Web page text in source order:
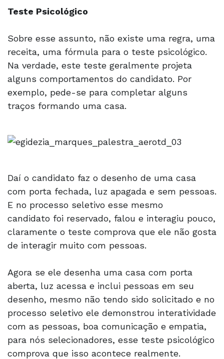
Teste Psicológico
Sobre esse assunto, não existe uma regra, uma
receita, uma fórmula para o teste psicológico.
Na verdade, este teste geralmente projeta
alguns comportamentos do candidato. Por
exemplo, pede-se para completar alguns
traços formando uma casa.
Daí o candidato faz o desenho de uma casa
com porta fechada, luz apagada e sem pessoas.
E no processo seletivo esse mesmo
candidato foi reservado, falou e interagiu pouco,
claramente o teste comprova que ele não gosta
de interagir muito com pessoas.
Agora se ele desenha uma casa com porta
aberta, luz acessa e inclui pessoas em seu
desenho, mesmo não tendo sido solicitado e no
processo seletivo ele demonstrou interatividade
com as pessoas, boa comunicação e empatia,
para nós selecionadores, esse teste psicológico
comprova que isso acontece realmente.